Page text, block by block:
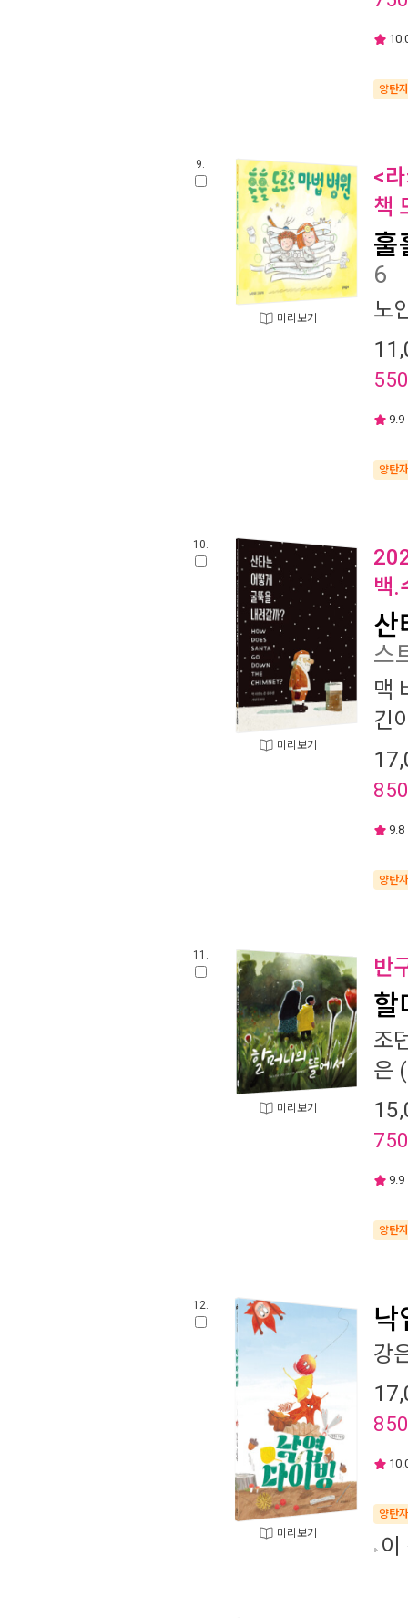
양탄
9.
미리보기
<
책
훌
6
노
550
9.9
양탄
10.
미리보기
백.
산
스
맥
긴
850
9.8
양탄
11.
미리보기
반
할
조
은
750
9.9
양탄
12.
미리보기
낙
강
850
양탄
이